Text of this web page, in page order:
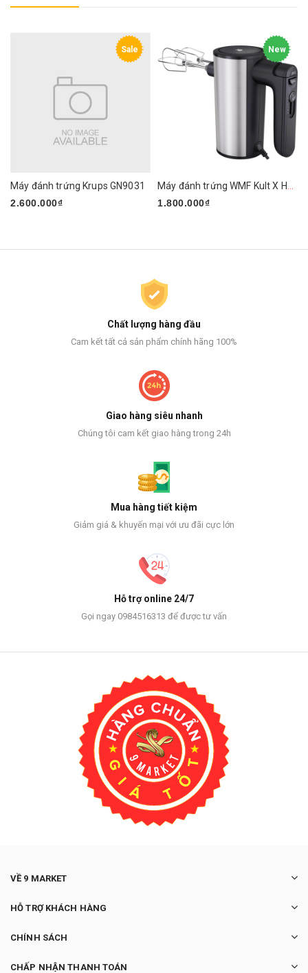
Sale
Máy đánh trứng Krups GN9031
2.600.000₫
New
1.800.000₫
Chất lượng hàng đầu
Cam kết tất cả sản phẩm chính hãng 100%
Giao hàng siêu nhanh
Chúng tôi cam kết giao hàng trong 24h
Mua hàng tiết kiệm
Giảm giá & khuyến mại với ưu đãi cực lớn
Hỗ trợ online 24/7
Gọi ngay 0984516313 để được tư vấn
VỀ 9 MARKET
HỖ TRỢ KHÁCH HÀNG
CHÍNH SÁCH
CHẤP NHẬN THANH TOÁN